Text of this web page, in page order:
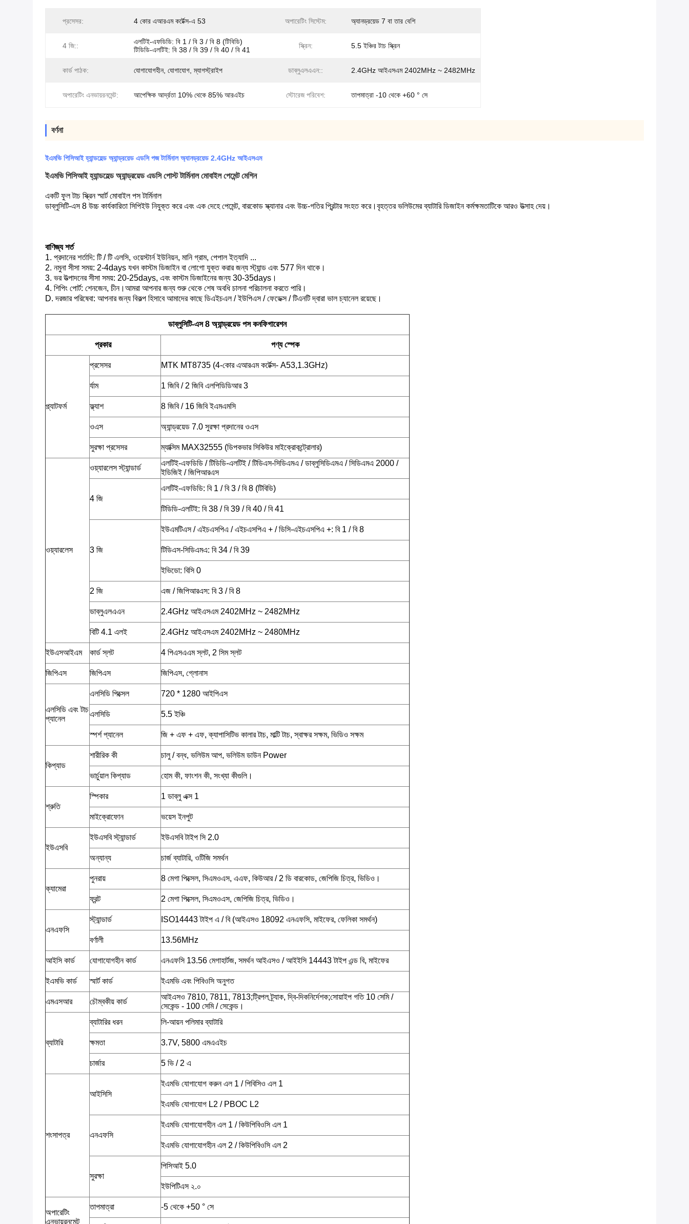
প্রসেসর: 4 কোর এআরএম কর্টেক্স-এ 53 অপারেটিং সিস্টেম: অ্যানড্রয়েড 7 বা তার বেশি
4 জি::
এলটিই-এফডিডি: বি 1 / বি 3 / বি 8 (টিবিডি)
টিডিডি-এলটিই: বি 38 / বি 39 / বি 40 / বি 41
স্ক্রিন: 5.5 ইঞ্চির টাচ স্ক্রিন
কার্ড পাঠক: যোগাযোগহীন, যোগাযোগ, ম্যাগস্ট্রাইপ ডাব্লুএলএএন:: 2.4GHz আইএসএম 2402MHz ~ 2482MHz
অপারেটিং এনভায়রনমেন্ট: আপেক্ষিক আর্দ্রতা 10% থেকে 85% আরএইচ স্টোরেজ পরিবেশ: তাপমাত্রা -10 থেকে +60 ° সে
বর্ণনা
ইএমভি পিসিআই হ্যান্ডহেল্ড অ্যান্ড্রয়েড এডসি পজ টার্মিনাল অ্যানড্রয়েড 2.4GHz আইএসএম
ইএমভি পিসিআই হ্যান্ডহেল্ড অ্যান্ড্রয়েড এডসি পোস্ট টার্মিনাল মোবাইল পেমেন্ট মেশিন
একটি ফুল টাচ স্ক্রিন স্মার্ট মোবাইল পস টার্মিনাল
ডাব্লুসিটি-এস 8 উচ্চ কার্যকারিতা সিপিইউ নিযুক্ত করে এবং এক দেহে পেমেন্ট, বারকোড স্ক্যানার এবং উচ্চ-গতির প্রিন্টার সংহত করে।বৃহত্তর ভলিউমের ব্যাটারি ডিজাইন কর্মক্ষমতাটিকে আরও উত্সাহ দেয়।
বাণিজ্য শর্ত
1. প্রদানের শর্তাদি: টি / টি এলসি, ওয়েস্টার্ন ইউনিয়ন, মানি গ্রাম, পেপাল ইত্যাদি ...
2. নমুনা সীসা সময়: 2-4days যখন কাস্টম ডিজাইন বা লোগো যুক্ত করার জন্য স্ট্যান্ড এবং 577 দিন থাকে।
3. ভর উত্পাদনের সীসা সময়: 20-25days, এবং কাস্টম ডিজাইনের জন্য 30-35days।
4. শিপিং পোর্ট: শেনজেন, চীন।আমরা আপনার জন্য শুরু থেকে শেষ অবধি চালনা পরিচালনা করতে পারি।
D. দরজার পরিষেবা: আপনার জন্য বিকল্প হিসাবে আমাদের কাছে ডিএইচএল / ইউপিএস / ফেডেক্স / টিএনটি দ্বারা ভাল চ্যানেল রয়েছে।
ডাব্লুসিটি-এস 8 অ্যান্ড্রয়েড পস কনফিগারেশন
প্রকার পণ্য স্পেক
প্ল্যাটফর্ম
প্রসেসর MTK MT8735 (4-কোর এআরএম কর্টেক্স- A53,1.3GHz)
র্যাম 1 জিবি / 2 জিবি এলপিডিডিআর 3
ফ্ল্যাশ 8 জিবি / 16 জিবি ইএমএমসি
ওএস অ্যান্ড্রয়েড 7.0 সুরক্ষা প্রদানের ওএস
সুরক্ষা প্রসেসর ম্যাক্সিম MAX32555 (ডিপকভার সিকিউর মাইক্রোকন্ট্রোলার)
ওয়্যারলেস
ওয়্যারলেস স্ট্যান্ডার্ড
এলটিই-এফডিডি / টিডিডি-এলটিই / টিডিএস-সিডিএমএ / ডাব্লুসিডিএমএ / সিডিএমএ 2000 /
ইডিজিই / জিপিআরএস
4 জি
এলটিই-এফডিডি: বি 1 / বি 3 / বি 8 (টিবিডি)
টিডিডি-এলটিই: বি 38 / বি 39 / বি 40 / বি 41
3 জি
ইউএমটিএস / এইচএসপিএ / এইচএসপিএ + / ডিসি-এইচএসপিএ +: বি 1 / বি 8
টিডিএস-সিডিএমএ: বি 34 / বি 39
ইভিডো: বিসি 0
2 জি এজ / জিপিআরএস: বি 3 / বি 8
ডাব্লুএলএএন 2.4GHz আইএসএম 2402MHz ~ 2482MHz
বিটি 4.1 এলই 2.4GHz আইএসএম 2402MHz ~ 2480MHz
ইউএসআইএম কার্ড স্লট 4 পিএসএএম স্লট, 2 সিম স্লট
জিপিএস জিপিএস জিপিএস, গ্লোনাস
এলসিডি এবং টাচ
প্যানেল
এলসিডি পিক্সেল 720 * 1280 আইপিএস
এলসিডি 5.5 ইঞ্চি
স্পর্শ প্যানেল জি + এফ + এফ, ক্যাপাসিটিভ কালার টাচ, মাল্টি টাচ, স্বাক্ষর সক্ষম, ভিডিও সক্ষম
কিপ্যাড
শারীরিক কী চালু / বন্ধ, ভলিউম আপ, ভলিউম ডাউন Power
ভার্চুয়াল কিপ্যাড হোম কী, ফাংশন কী, সংখ্যা কীগুলি।
শ্রুতি
স্পিকার 1 ডাব্লু এক্স 1
মাইক্রোফোন ভয়েস ইনপুট
ইউএসবি
ইউএসবি স্ট্যান্ডার্ড ইউএসবি টাইপ সি 2.0
অন্যান্য চার্জ ব্যাটারি, ওটিজি সমর্থন
ক্যামেরা
পুনরায় 8 মেগা পিক্সেল, সিএমওএস, এএফ, কিউআর / 2 ডি বারকোড, জেপিজি চিত্র, ভিডিও।
ফ্রন্ট 2 মেগা পিক্সেল, সিএমওএস, জেপিজি চিত্র, ভিডিও।
এনএফসি
স্ট্যান্ডার্ড ISO14443 টাইপ এ / বি (আইএসও 18092 এনএফসি, মাইফের, ফেলিকা সমর্থন)
বর্ণালী 13.56MHz
আইসি কার্ড যোগাযোগহীন কার্ড এনএফসি 13.56 মেগাহার্টজ, সমর্থন আইএসও / আইইসি 14443 টাইপ এন্ড বি, মাইফের
ইএমভি কার্ড স্মার্ট কার্ড ইএমভি এবং পিবিওসি অনুগত
এমএসআর চৌম্বকীয় কার্ড
আইএসও 7810, 7811, 7813;ট্রিপল ট্র্যাক, দ্বি-দিকনির্দেশক;সোয়াইপ গতি 10 সেমি /
সেকেন্ড - 100 সেমি / সেকেন্ড।
ব্যাটারি
ব্যাটারির ধরন লি-আয়ন পলিমার ব্যাটারি
ক্ষমতা 3.7V, 5800 এমএএইচ
চার্জার 5 ভি / 2 এ
শংসাপত্র
আইসিসি
ইএমভি যোগাযোগ করুন এল 1 / পিবিসিও এল 1
ইএমভি যোগাযোগ L2 / PBOC L2
এনএফসি
ইএমভি যোগাযোগহীন এল 1 / কিউপিবিওসি এল 1
ইএমভি যোগাযোগহীন এল 2 / কিউপিবিওসি এল 2
সুরক্ষা
পিসিআই 5.0
ইউপিটিএস ২.০
অপারেটিং
এনভায়রনমেন্ট
তাপমাত্রা -5 থেকে +50 ° সে